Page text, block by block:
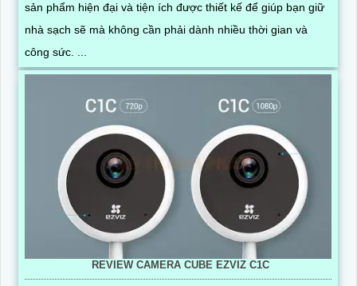
sản phẩm hiện đại và tiện ích được thiết kế để giúp bạn giữ
nhà sạch sẽ mà không cần phải dành nhiều thời gian và
công sức. ...
REVIEW CAMERA CUBE EZVIZ C1C